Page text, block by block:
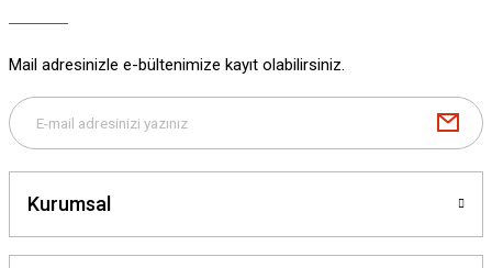
Bu ürüne benzer farklı alternatifler olmalı.
Mail adresinizle e-bültenimize kayıt olabilirsiniz.
Kurumsal